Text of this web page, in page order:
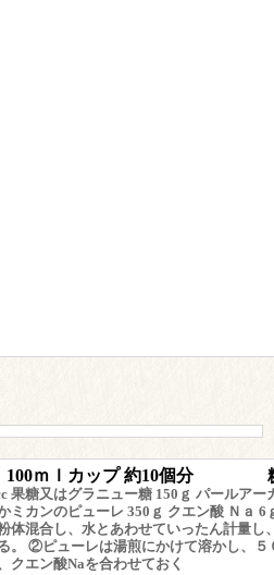
ｍｌカップ 約10個分
果糖又はグラニュー糖 150ｇ パールアー
ミカンのピューレ 350ｇ クエン酸 Ｎａ 6
体混合し、水とあわせていったん計量し
。
②ピューレは湯煎にかけて溶かし、
クエン酸Naを合わせておく